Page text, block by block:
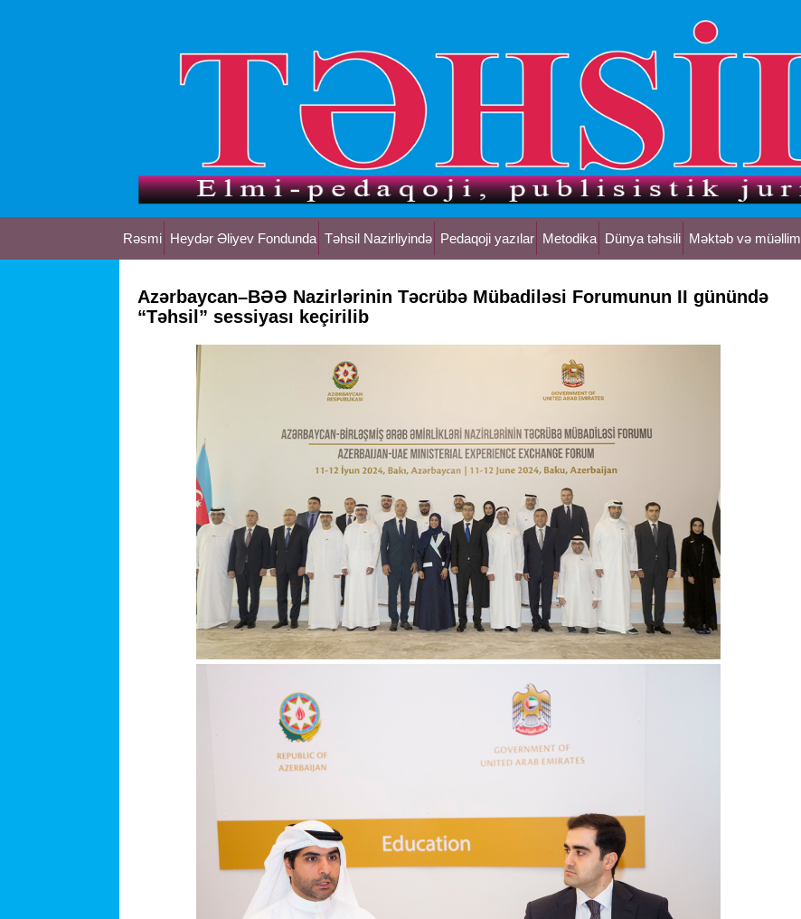
Rəsmi Heydər Əliyev Fondunda Təhsil Nazirliyində Pedaqoji yazılar Metodika Dünya təhsili Məktəb və müəllim
Azərbaycan–BƏƏ Nazirlərinin Təcrübə Mübadiləsi Forumunun II günündə
“Təhsil” sessiyası keçirilib